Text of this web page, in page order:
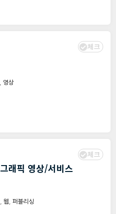
체크
영상
체크
래픽 영상/서비스
웹
퍼블리싱